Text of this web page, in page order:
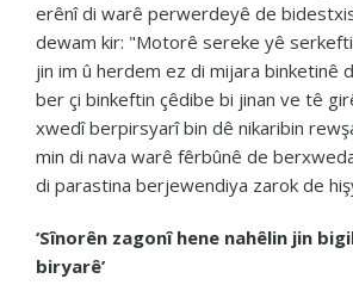
erênî di warê perwerdeyê de
dewam kir: "Motorê sereke yê
jin im û herdem ez di mijara binketinê
ber çi binkeftin çêdibe bi jinan ve tê
xwedî berpirsyarî bin dê nikaribin
min di nava warê fêrbûnê de
di parastina berjewendiya zarok de
‘Sînorên zagonî hene nahêlin jin
biryarê’